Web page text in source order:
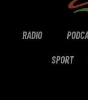
RADIO
SPORT